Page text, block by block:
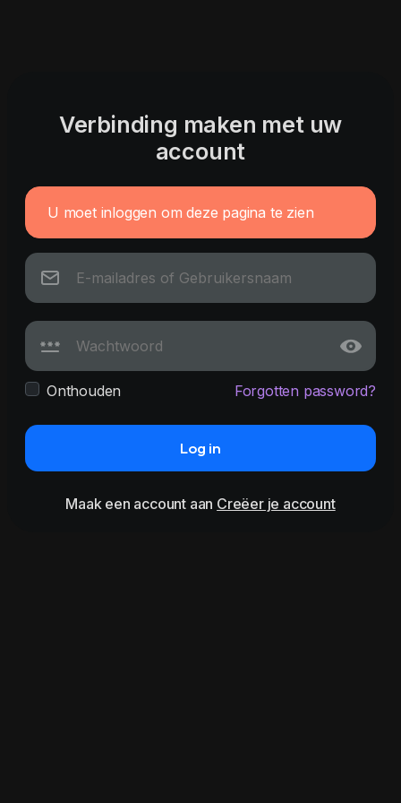
Verbinding maken met uw
account
U moet inloggen om deze pagina te zien
Onthouden Forgotten password?
Log in
Maak een account aan Creëer je account